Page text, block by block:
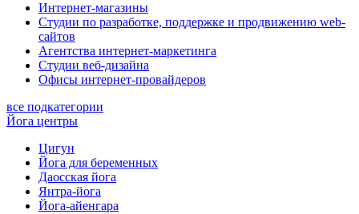
Интернет-магазины
Студии по разработке, поддержке и продвижению web-
сайтов
Агентства интернет-маркетинга
Студии веб-дизайна
Офисы интернет-провайдеров
все подкатегории
Йога центры
Цигун
Йога для беременных
Даосская йога
Янтра-йога
Йога-айенгара